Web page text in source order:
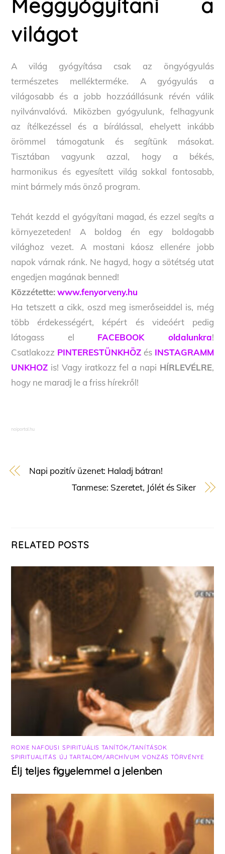
Meggyógyítani a
világot
A világ gyógyítása csak az öngyógyulás
természetes mellékterméke. A gyógyulás a
világosabb és a jobb hozzáállásunk révén válik
nyilvánvalóvá. Miközben gyógyulunk, felhagyunk
az ítélkezéssel és a bírálással, ehelyett inkább
örömmel támogatunk és segítünk másokat.
Tisztában vagyunk azzal, hogy a békés,
harmonikus és egyesített világ sokkal fontosabb,
mint bármely más önző program.
Tehát kezdd el gyógyítani magad, és ezzel segíts a
környezeteden! A boldog én egy boldogabb
világhoz vezet. A mostani káosz ellenére jobb
napok várnak ránk. Ne hagyd, hogy a sötétség utat
engedjen magának benned!
Közzétette: www.fenyorveny.hu
Ha tetszett a cikk, oszd meg ismerőseiddel is, még
több érdekességért, képért és videóért pedig
látogass el FACEBOOK oldalunkra!
Csatlakozz PINTERESTÜNKHÖZ és INSTAGRAMM
UNKHOZ is! Vagy iratkozz fel a napi HÍRLEVÉLRE,
hogy ne maradj le a friss hírekről!
noiportal.hu
Napi pozitív üzenet: Haladj bátran!
Tanmese: Szeretet, Jólét és Siker
RELATED POSTS
ROXIE NAFOUSI ,SPIRITUÁLIS TANÍTÓK/TANÍTÁSOK
SPIRITUALITÁS ÚJ TARTALOM/ARCHÍVUM ,VONZÁS TÖRVÉNYE
Élj teljes figyelemmel a jelenben